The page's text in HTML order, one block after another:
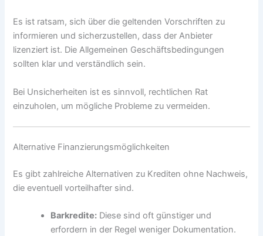
Es ist ratsam, sich über die geltenden Vorschriften zu
informieren und sicherzustellen, dass der Anbieter
lizenziert ist. Die Allgemeinen Geschäftsbedingungen
sollten klar und verständlich sein.
Bei Unsicherheiten ist es sinnvoll, rechtlichen Rat
einzuholen, um mögliche Probleme zu vermeiden.
Alternative Finanzierungsmöglichkeiten
Es gibt zahlreiche Alternativen zu Krediten ohne Nachweis,
die eventuell vorteilhafter sind.
Barkredite: Diese sind oft günstiger und
erfordern in der Regel weniger Dokumentation.